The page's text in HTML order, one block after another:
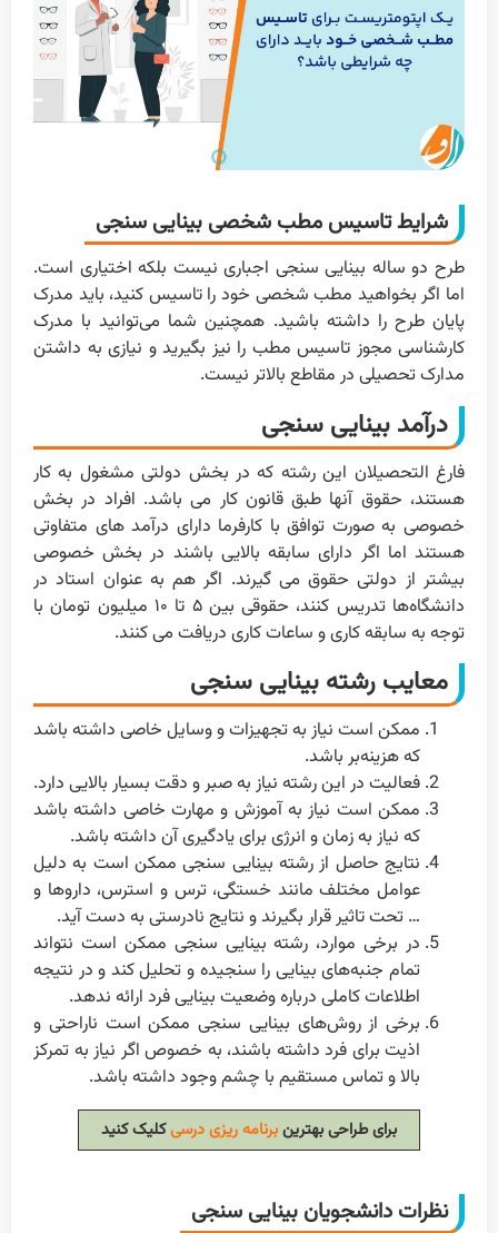
شرایط تاسیس مطب شخصی بینایی سنجی
طرح دو ساله بینایی سنجی اجباری نیست بلکه اختیاری است.
اما اگر بخواهید مطب شخصی خود را تاسیس کنید، باید مدرک
پایان طرح را داشته باشید. همچنین شما می‌توانید با مدرک
کارشناسی مجوز تاسیس مطب را نیز بگیرید و نیازی به داشتن
مدارک تحصیلی در مقاطع بالاتر نیست.
درآمد بینایی سنجی
فارغ التحصیلان این رشته که در بخش دولتی مشغول به کار
هستند، حقوق آنها طبق قانون کار می باشد. افراد در بخش
خصوصی به صورت توافق با کارفرما دارای درآمد های متفاوتی
هستند اما اگر دارای سابقه بالایی باشند در بخش خصوصی
بیشتر از دولتی حقوق می گیرند. اگر هم به عنوان استاد در
دانشگاه‌ها تدریس کنند، حقوقی بین ۵ تا ۱۰ میلیون تومان با
توجه به سابقه کاری و ساعات کاری دریافت می کنند.
معایب رشته بینایی سنجی
ممکن است نیاز به تجهیزات و وسایل خاصی داشته باشد
که هزینه‌بر باشد.
فعالیت در این رشته نیاز به صبر و دقت بسیار بالایی دارد.
ممکن است نیاز به آموزش و مهارت خاصی داشته باشد
که نیاز به زمان و انرژی برای یادگیری آن داشته باشد.
نتایج حاصل از رشته بینایی سنجی ممکن است به دلیل
عوامل مختلف مانند خستگی، ترس و استرس، داروها و
… تحت تاثیر قرار بگیرند و نتایج نادرستی به دست آید.
در برخی موارد، رشته بینایی سنجی ممکن است نتواند
تمام جنبه‌های بینایی را سنجیده و تحلیل کند و در نتیجه
اطلاعات کاملی درباره وضعیت بینایی فرد ارائه ندهد.
برخی از روش‌های بینایی سنجی ممکن است ناراحتی و
اذیت برای فرد داشته باشند، به خصوص اگر نیاز به تمرکز
بالا و تماس مستقیم با چشم وجود داشته باشد.
برای طراحی بهترینبرنامه ریزی درسیکلیک کنید
نظرات دانشجویان بینایی سنجی